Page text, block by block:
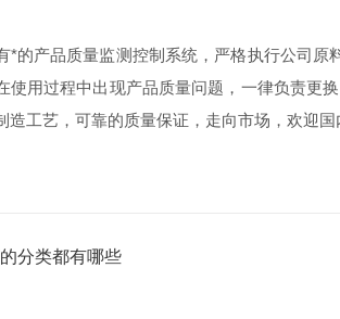
*的产品质量监测控制系统，严格执行公司
使用过程中出现产品质量问题，一律负责更
造工艺，可靠的质量保证，走向市场，欢迎
分类都有哪些